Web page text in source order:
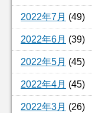
2022年7月 (49)
2022年6月 (39)
2022年5月 (45)
2022年4月 (45)
2022年3月 (26)